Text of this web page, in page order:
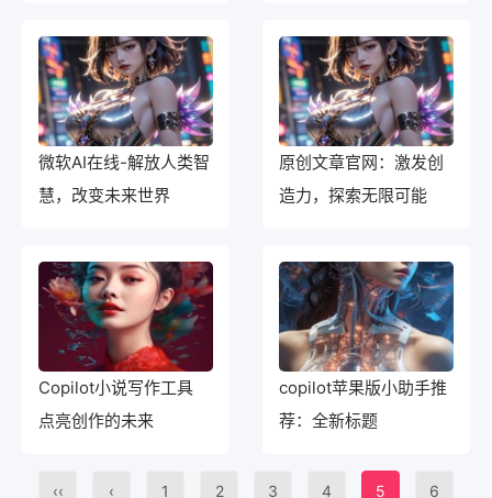
工具
微软AI在线-解放人类智
慧，改变未来世界
原创文章官网：激发创
造力，探索无限可能
Copilot小说写作工具
点亮创作的未来
copilot苹果版小助手推
荐：全新标题
‹‹ ‹ 1 2 3 4 5 6